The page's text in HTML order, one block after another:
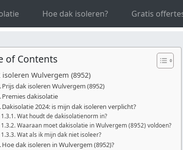
Hoe dak isoleren? Gratis
Dak isoleren Wulvergem
of Contents
isoleren Wulvergem (8952)
Prijs dak isoleren Wulvergem (8952)
Premies dakisolatie
Dakisolatie 2024: is mijn dak isoleren verplicht?
Wat houdt de dakisolatienorm in?
Waaraan moet dakisolatie in Wulvergem (8952) voldoen?
Wat als ik mijn dak niet isoleer?
Hoe dak isoleren in Wulvergem (8952)?